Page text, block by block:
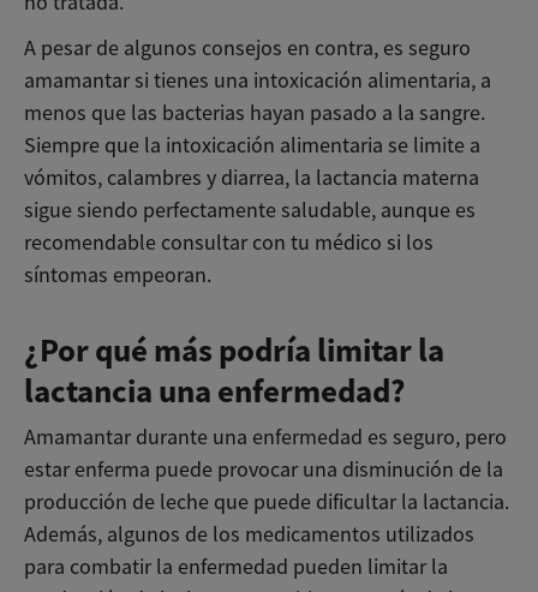
A pesar de algunos consejos en contra, es seguro
amamantar si tienes una intoxicación alimentaria, a
menos que las bacterias hayan pasado a la sangre.
Siempre que la intoxicación alimentaria se limite a
vómitos, calambres y diarrea, la lactancia materna
sigue siendo perfectamente saludable, aunque es
recomendable consultar con tu médico si los
síntomas empeoran.
¿Por qué más podría limitar la
lactancia una enfermedad?
Amamantar durante una enfermedad es seguro, pero
estar enferma puede provocar una disminución de la
producción de leche que puede dificultar la lactancia.
Además, algunos de los medicamentos utilizados
para combatir la enfermedad pueden limitar la